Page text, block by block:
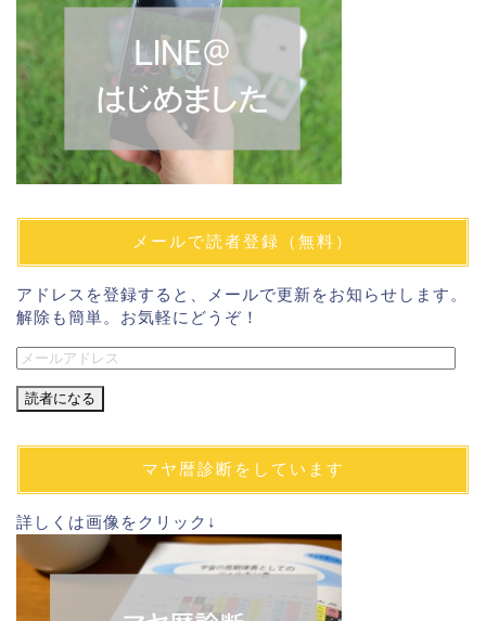
メールで読者登録（無料）
アドレスを登録すると、メールで更新をお知らせします。
解除も簡単。お気軽にどうぞ！
メ
ル
ド
ス
マヤ暦診断をしています
詳しくは画像をクリック↓